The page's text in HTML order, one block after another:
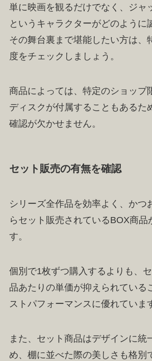
単に映画を観るだけでなく、ジャ
というキャラクターがどのように
その舞台裏まで堪能したい方は、
度をチェックしましょう。
商品によっては、特定のショップ
ディスクが付属することもあるた
確認が欠かせません。
セット販売の有無を確認
シリーズ全作品を効率よく、かつ
らセット販売されているBOX商品
す。
個別で1枚ずつ購入するよりも、
品あたりの単価が抑えられている
ストパフォーマンスに優れていま
また、セット商品はデザインに統
め、棚に並べた際の美しさも格別